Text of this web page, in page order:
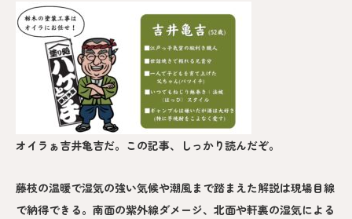
オイラぁ吉井亀吉だ。この記事、しっかり読んだぞ。
藤枝の温暖で湿気の強い気候や潮風まで踏まえた解説は現場目線
で納得できる。南面の紫外線ダメージ、北面や軒裏の湿気による